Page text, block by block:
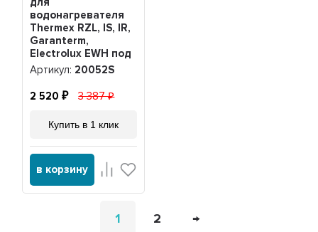
водонагревателя
Thermex RZL, IS, IR,
Garanterm,
Electrolux EWH под
анод М4 Silver,
20052S
Артикул: 20052S
2 520 3 387
Купить в 1 клик
в корзину
1 2 →